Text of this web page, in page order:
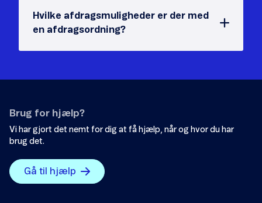
Hvilke afdragsmuligheder er der med
en afdragsordning?
Brug for hjælp?
Vi har gjort det nemt for dig at få hjælp, når og hvor du har
brug det.
Gå til hjælp